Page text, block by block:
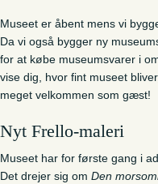
Museet er åbent mens vi
Da vi også bygger ny
for at købe museumsvarer i
vise dig, hvor fint museet
meget velkommen som gæst!
Nyt Frello-maleri
Museet har for første gang i
Det drejer sig om Den